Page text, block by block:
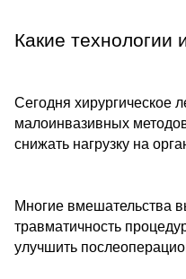
Какие технологии
Сегодня хирургическое
малоинвазивных
снижать нагрузку на
Многие вмешательства
травматичность
улучшить